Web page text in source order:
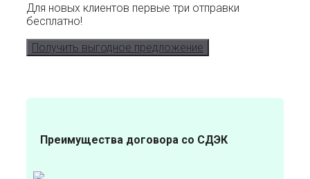
Для новых клиентов первые три отправки
бесплатно!
Получить выгодное предложение
Преимущества договора со СДЭК